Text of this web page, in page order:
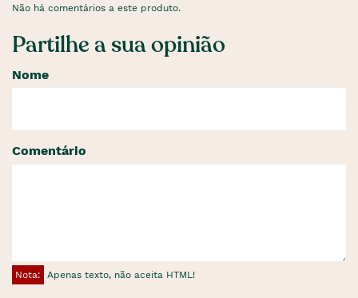
Não há comentários a este produto.
Partilhe a sua opinião
Nome
Comentário
Nota: Apenas texto, não aceita HTML!